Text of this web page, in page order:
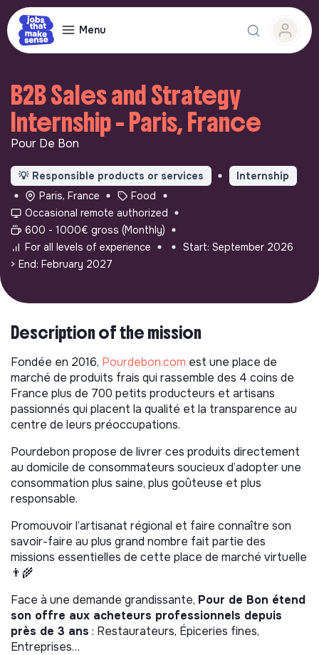
Menu
B2B Sales and Strategy
Internship - Paris, France
Pour De Bon
💡 Responsible products or services
Internship
Paris, France
Food
Occasional remote authorized
600 - 1000€ gross (Monthly)
For all levels of experience
Start: September 2026
> End: February 2027
Description of the mission
Fondée en 2016, Pourdebon.com est une place de
marché de produits frais qui rassemble des 4 coins de
France plus de 700 petits producteurs et artisans
passionnés qui placent la qualité et la transparence au
centre de leurs préoccupations.
Pourdebon propose de livrer ces produits directement
au domicile de consommateurs soucieux d’adopter une
consommation plus saine, plus goûteuse et plus
responsable.
Promouvoir l’artisanat régional et faire connaître son
savoir-faire au plus grand nombre fait partie des
missions essentielles de cette place de marché virtuelle
👨‍🌾
Face à une demande grandissante, Pour de Bon étend
son offre aux acheteurs professionnels depuis
près de 3 ans : Restaurateurs, Épiceries fines,
Entreprises…